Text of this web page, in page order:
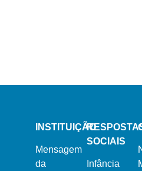
INSTITUIÇÃO
Mensagem
da
SOCIAIS
Infância